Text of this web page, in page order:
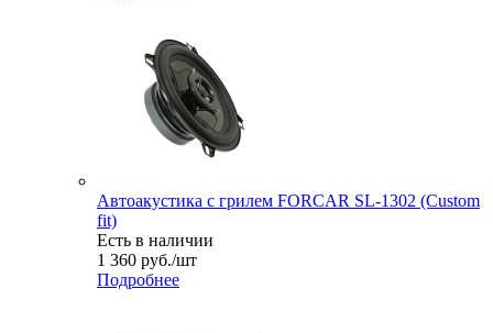
Автоакустика с грилем FORCAR SL-1302 (Custom
fit)
Есть в наличии
1 360 руб./шт
Подробнее